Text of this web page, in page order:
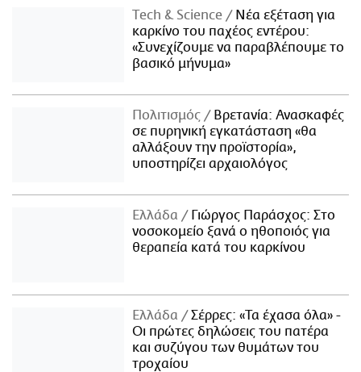
Τech & Science
Νέα εξέταση για
καρκίνο του παχέος εντέρου:
«Συνεχίζουμε να παραβλέπουμε το
βασικό μήνυμα»
Πολιτισμός
Βρετανία: Ανασκαφές
σε πυρηνική εγκατάσταση «θα
αλλάξουν την προϊστορία»,
υποστηρίζει αρχαιολόγος
Ελλάδα
Γιώργος Παράσχος: Στο
νοσοκομείο ξανά ο ηθοποιός για
θεραπεία κατά του καρκίνου
Ελλάδα
Σέρρες: «Τα έχασα όλα» -
Οι πρώτες δηλώσεις του πατέρα
και συζύγου των θυμάτων του
τροχαίου